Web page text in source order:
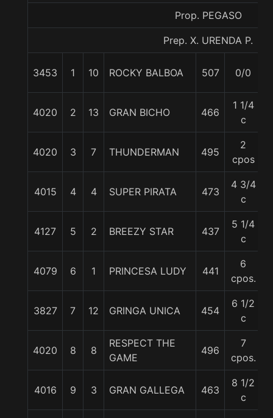
Prop. PEGASO
Prep. X. URENDA P.
3453 1 10 ROCKY BALBOA 507 0/0
4020 2 13 GRAN BICHO 466
1 1/4
c
4020 3 7 THUNDERMAN 495
2
cpos
4015 4 4 SUPER PIRATA 473
4 3/4
c
4127 5 2 BREEZY STAR 437
5 1/4
c
4079 6 1 PRINCESA LUDY 441
6
cpos.
3827 7 12 GRINGA UNICA 454
6 1/2
c
4020 8 8
RESPECT THE
GAME
496
7
cpos.
4016 9 3 GRAN GALLEGA 463
8 1/2
c